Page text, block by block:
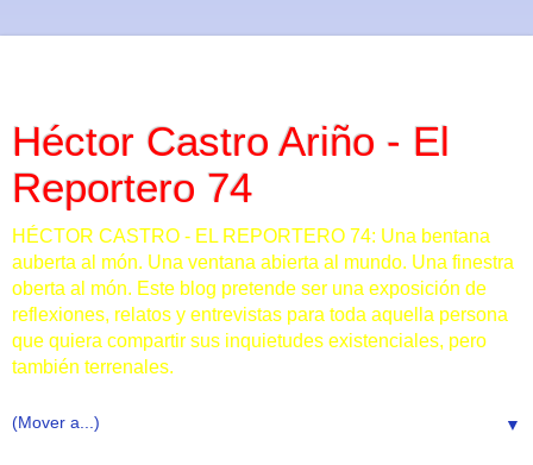
Héctor Castro Ariño - El
Reportero 74
HÉCTOR CASTRO - EL REPORTERO 74: Una bentana
auberta al món. Una ventana abierta al mundo. Una finestra
oberta al món. Este blog pretende ser una exposición de
reflexiones, relatos y entrevistas para toda aquella persona
que quiera compartir sus inquietudes existenciales, pero
también terrenales.
▼